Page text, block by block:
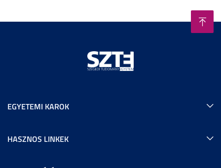
EGYETEMI KAROK
HASZNOS LINKEK